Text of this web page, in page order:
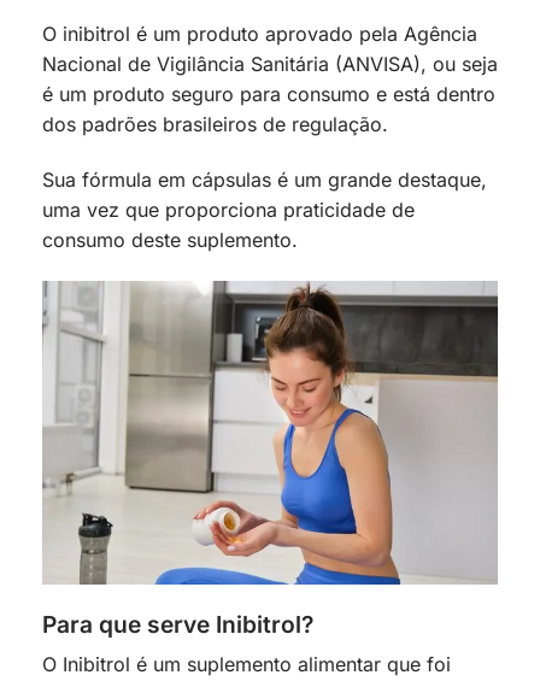
O inibitrol é um produto aprovado pela Agência
Nacional de Vigilância Sanitária (ANVISA), ou seja
é um produto seguro para consumo e está dentro
dos padrões brasileiros de regulação.
Sua fórmula em cápsulas é um grande destaque,
uma vez que proporciona praticidade de
consumo deste suplemento.
Para que serve Inibitrol?
O Inibitrol é um suplemento alimentar que foi